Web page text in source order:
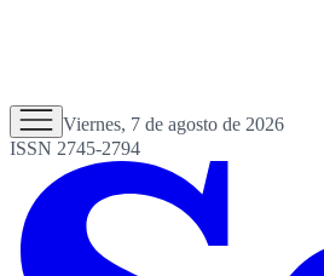
Viernes, 7 de agosto de 2026
ISSN 2745-2794